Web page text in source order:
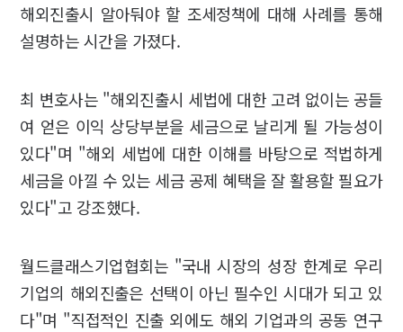
해외진출시 알아둬야 할 조세정책에 대해 사례를 통해
설명하는 시간을 가졌다.
최 변호사는 "해외진출시 세법에 대한 고려 없이는 공들
여 얻은 이익 상당부분을 세금으로 날리게 될 가능성이
있다"며 "해외 세법에 대한 이해를 바탕으로 적법하게
세금을 아낄 수 있는 세금 공제 혜택을 잘 활용할 필요가
있다"고 강조했다.
월드클래스기업협회는 "국내 시장의 성장 한계로 우리
기업의 해외진출은 선택이 아닌 필수인 시대가 되고 있
다"며 "직접적인 진출 외에도 해외 기업과의 공동 연구